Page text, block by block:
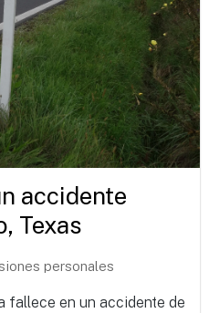
accidente
Texas
personales
fallece en un accidente de